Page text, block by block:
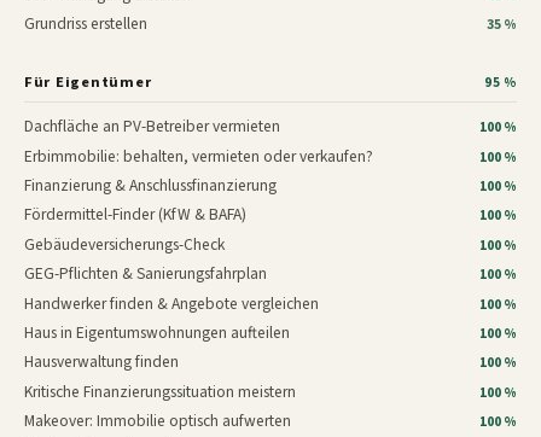
Grundriss erstellen 35 %
Für Eigentümer 95 %
Dachfläche an PV-Betreiber vermieten 100 %
Erbimmobilie: behalten, vermieten oder verkaufen? 100 %
Finanzierung & Anschlussfinanzierung 100 %
Fördermittel-Finder (KfW & BAFA) 100 %
Gebäudeversicherungs-Check 100 %
GEG-Pflichten & Sanierungsfahrplan 100 %
Handwerker finden & Angebote vergleichen 100 %
Haus in Eigentumswohnungen aufteilen 100 %
Hausverwaltung finden 100 %
Kritische Finanzierungssituation meistern 100 %
Makeover: Immobilie optisch aufwerten 100 %